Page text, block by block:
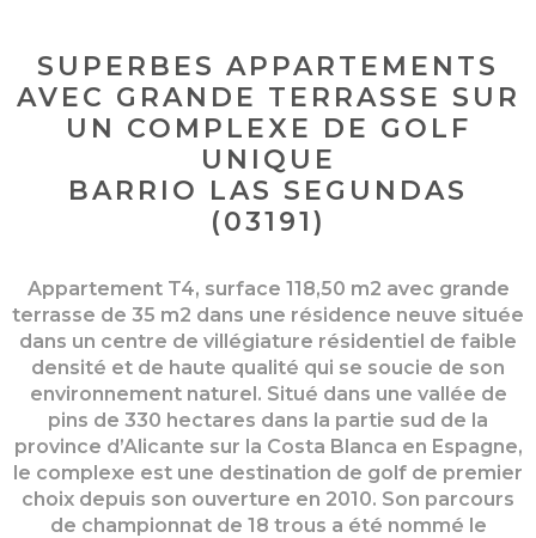
SUPERBES APPARTEMENTS
AVEC GRANDE TERRASSE SUR
UN COMPLEXE DE GOLF
UNIQUE
BARRIO LAS SEGUNDAS
(03191)
Appartement T4, surface 118,50 m2 avec grande
terrasse de 35 m2 dans une résidence neuve située
dans un centre de villégiature résidentiel de faible
densité et de haute qualité qui se soucie de son
environnement naturel. Situé dans une vallée de
pins de 330 hectares dans la partie sud de la
province d’Alicante sur la Costa Blanca en Espagne,
le complexe est une destination de golf de premier
choix depuis son ouverture en 2010. Son parcours
de championnat de 18 trous a été nommé le